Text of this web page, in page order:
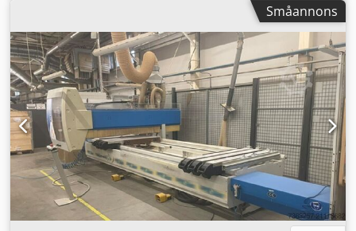
X: 40 m/min, axel Y: 40 m/min, axel Z: 9 m/min
Spindelmotor effekt: 2 x 2 HP - 3000 varv/min Dcsdox Ey
Sdjpfx Ac Dek 27 oberoende vertikala spindlar på 32 mm
avstånd Möjlighet att montera 4 fräsar med Morse kona
Fräs hastighet och effekt: 18000 varv/min Möjlighet att
montera 1 såg Såg hastighet och effekt: 12000 varv/min
Arbetstryck: 6 bar Totalvikt: 4450 kg Mått inkl. elskåp: 5800
x 3450 x 1950 mm
Småannons